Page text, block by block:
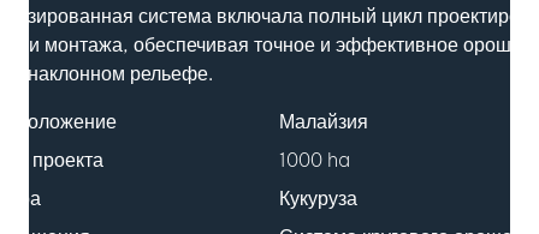
система включала полный цикл
и монтажа, обеспечивая точное и эффективное
наклонном рельефе.
Малайзия
проекта
1000 ha
Кукуруза